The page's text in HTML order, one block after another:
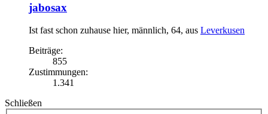
jabosax
Ist fast schon zuhause hier, männlich, 64, aus Leverkusen
Beiträge:
855
Zustimmungen:
1.341
Schließen